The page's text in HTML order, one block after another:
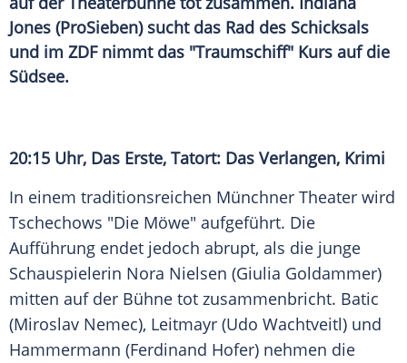
Jones (ProSieben) sucht das Rad des Schicksals
und im ZDF nimmt das "Traumschiff" Kurs auf die
Südsee.
20:15 Uhr, Das Erste, Tatort: Das Verlangen, Krimi
In einem traditionsreichen Münchner Theater wird
Tschechows "Die Möwe" aufgeführt. Die
Aufführung endet jedoch abrupt, als die junge
Schauspielerin Nora Nielsen (Giulia Goldammer)
mitten auf der Bühne tot zusammenbricht. Batic
(Miroslav Nemec), Leitmayr (Udo Wachtveitl) und
Hammermann (Ferdinand Hofer) nehmen die